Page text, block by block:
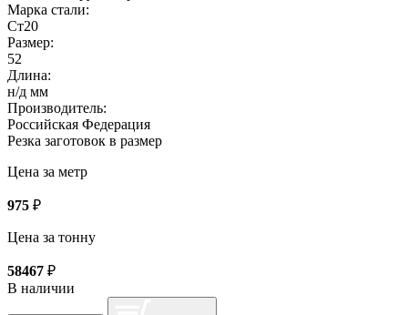
Марка стали:
Ст20
Размер:
52
Длина:
н/д мм
Производитель:
Российская Федерация
Резка заготовок в размер
Цена за метр
975 ₽
Цена за тонну
58467 ₽
В наличии